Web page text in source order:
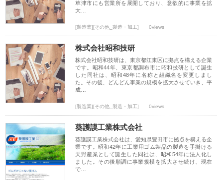
草津市にも営業所を展開しており、意欲的に事業を拡
大…
[製造業][その他_製造・加工] 0views
株式会社昭和技研
株式会社昭和技研は、東京都江東区に拠点を構える企業
です。昭和44年、東京都調布市に昭和技研として誕生
した同社は、昭和48年に名称と組織名を変更しまし
た。その後、どんどん事業の規模を拡大させていき、平
成…
[製造業][その他_製造・加工] 0views
葵護謨工業株式会社
葵護謨工業株式会社は、愛知県豊田市に拠点を構える企
業です。昭和42年に工業用ゴム製品の製造を手掛ける
天野産業として誕生した同社は、昭和54年に法人化し
ました。その後順調に事業規模を拡大させ続け、現在
で…